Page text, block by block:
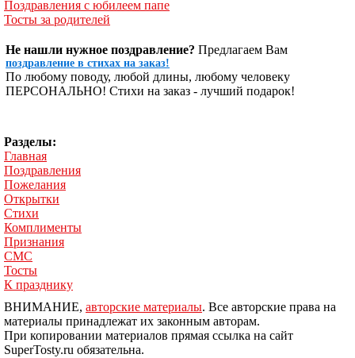
Поздравления с юбилеем папе
Тосты за родителей
Не нашли нужное поздравление? Предлагаем Вам
поздравление в стихах на заказ!
По любому поводу, любой длины, любому человеку
ПЕРСОНАЛЬНО! Стихи на заказ - лучший подарок!
Разделы:
Главная
Поздравления
Пожелания
Открытки
Стихи
Комплименты
Признания
СМС
Тосты
К празднику
ВНИМАНИЕ, авторские материалы. Все авторские права на
материалы принадлежат их законным авторам.
При копировании материалов прямая ссылка на сайт
SuperTosty.ru обязательна.